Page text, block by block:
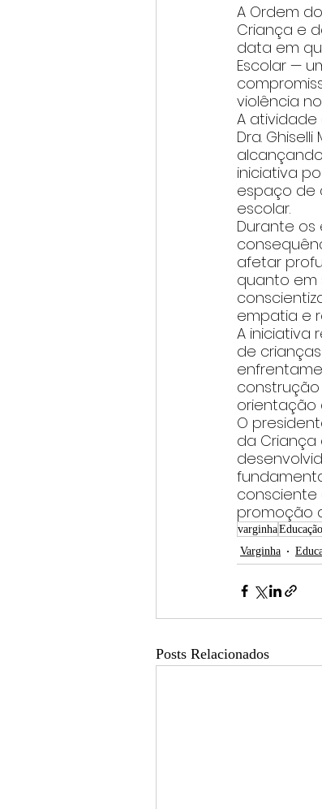
A Ordem
Criança e
data em
Escolar —
violência
A
Dra.
iniciativa
espaço de
escolar.
Durante
afetar
quanto em
empatia e
A iniciativa
de
orientação
O
da
consciente
promoção
varginhaEducação
Varginha
Posts Relacionados